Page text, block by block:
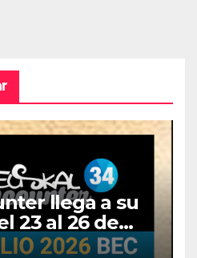
llega a su
23 al 26 de